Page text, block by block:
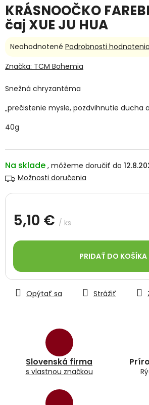
KRÁSNOOČKO
čaj XUE JU HUA
Na sklade
Možnosti doručenia
5,10 € / ks
cena:
PRIDAŤ DO KOŠÍKA
Slovenská firma
s vlastnou značkou
Snežná chryzantéma
„prečistenie mysle, pozdvihnutie ducha
40g
Opýtať sa Strážiť
Priemerné
produktu
0,0
z
5
hviezdičiek.
Neohodnotené Podrobnosti hodnotenia
Značka: TCM Bohemia